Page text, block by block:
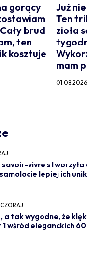
gorący
brud
ten
kosztuje
Już
Ten
zioła
mam
01.08.2026
vivre stworzyła
lepiej ich
a tak wygodne, że
1 wśród eleganckich